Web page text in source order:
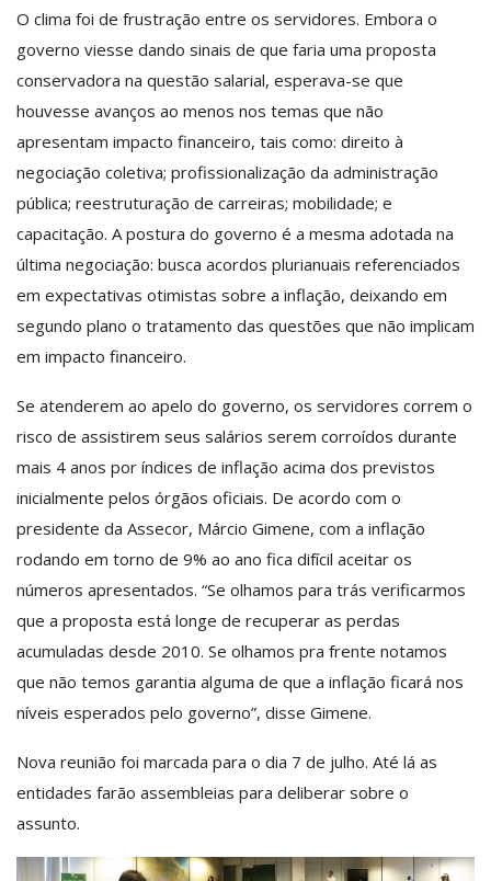
O clima foi de frustração entre os servidores. Embora o
governo viesse dando sinais de que faria uma proposta
conservadora na questão salarial, esperava-se que
houvesse avanços ao menos nos temas que não
apresentam impacto financeiro, tais como: direito à
negociação coletiva; profissionalização da administração
pública; reestruturação de carreiras; mobilidade; e
capacitação. A postura do governo é a mesma adotada na
última negociação: busca acordos plurianuais referenciados
em expectativas otimistas sobre a inflação, deixando em
segundo plano o tratamento das questões que não implicam
em impacto financeiro.
Se atenderem ao apelo do governo, os servidores correm o
risco de assistirem seus salários serem corroídos durante
mais 4 anos por índices de inflação acima dos previstos
inicialmente pelos órgãos oficiais. De acordo com o
presidente da Assecor, Márcio Gimene, com a inflação
rodando em torno de 9% ao ano fica difícil aceitar os
números apresentados. “Se olhamos para trás verificarmos
que a proposta está longe de recuperar as perdas
acumuladas desde 2010. Se olhamos pra frente notamos
que não temos garantia alguma de que a inflação ficará nos
níveis esperados pelo governo”, disse Gimene.
Nova reunião foi marcada para o dia 7 de julho. Até lá as
entidades farão assembleias para deliberar sobre o
assunto.